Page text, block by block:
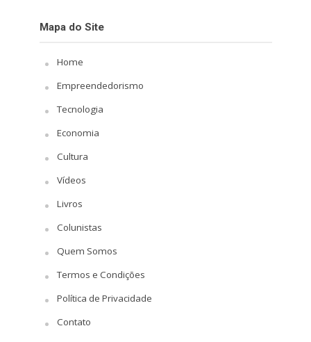
Mapa do Site
Home
Empreendedorismo
Tecnologia
Economia
Cultura
Vídeos
Livros
Colunistas
Quem Somos
Termos e Condições
Política de Privacidade
Contato